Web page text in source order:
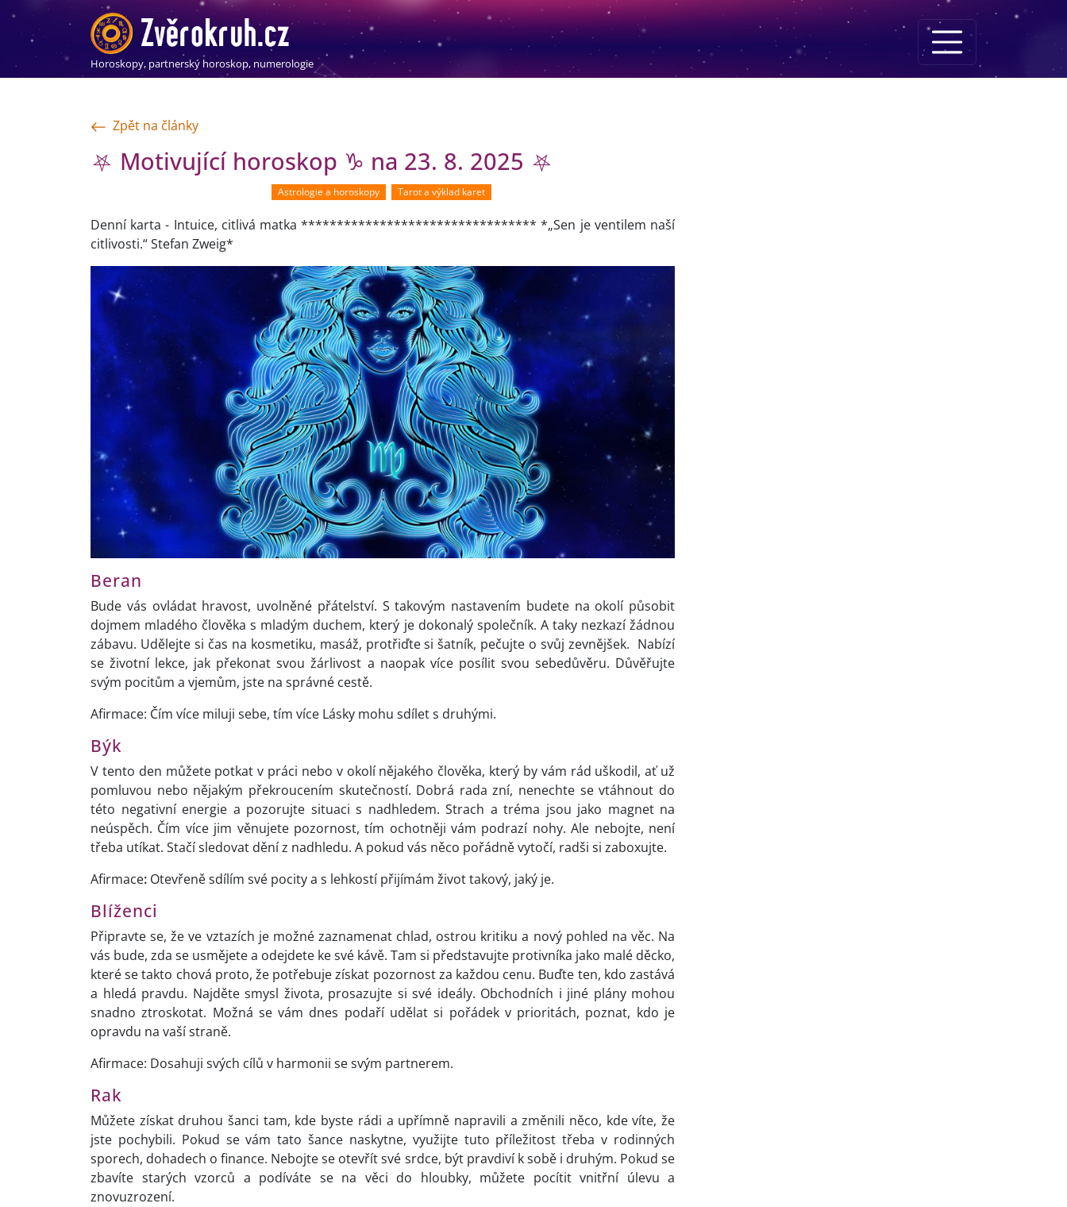
Horoskopy, partnerský horoskop, numerologie
Zpět na články
⛧ Motivující horoskop ♑ na 23. 8. 2025 ⛧
Astrologie a horoskopy Tarot a výklad karet
Denní karta - Intuice, citlivá matka ********************************* *„Sen je ventilem naší
citlivosti.“ Stefan Zweig*
Beran
Bude vás ovládat hravost, uvolněné přátelství. S takovým nastavením budete na okolí působit
dojmem mladého člověka s mladým duchem, který je dokonalý společník. A taky nezkazí žádnou
zábavu. Udělejte si čas na kosmetiku, masáž, protřiďte si šatník, pečujte o svůj zevnějšek. Nabízí
se životní lekce, jak překonat svou žárlivost a naopak více posílit svou sebedůvěru. Důvěřujte
svým pocitům a vjemům, jste na správné cestě.
Afirmace: Čím více miluji sebe, tím více Lásky mohu sdílet s druhými.
Býk
V tento den můžete potkat v práci nebo v okolí nějakého člověka, který by vám rád uškodil, ať už
pomluvou nebo nějakým překroucením skutečností. Dobrá rada zní, nenechte se vtáhnout do
této negativní energie a pozorujte situaci s nadhledem. Strach a tréma jsou jako magnet na
neúspěch. Čím více jim věnujete pozornost, tím ochotněji vám podrazí nohy. Ale nebojte, není
třeba utíkat. Stačí sledovat dění z nadhledu. A pokud vás něco pořádně vytočí, radši si zaboxujte.
Afirmace: Otevřeně sdílím své pocity a s lehkostí přijímám život takový, jaký je.
Blíženci
Připravte se, že ve vztazích je možné zaznamenat chlad, ostrou kritiku a nový pohled na věc. Na
vás bude, zda se usmějete a odejdete ke své kávě. Tam si představujte protivníka jako malé děcko,
které se takto chová proto, že potřebuje získat pozornost za každou cenu. Buďte ten, kdo zastává
a hledá pravdu. Najděte smysl života, prosazujte si své ideály. Obchodních i jiné plány mohou
snadno ztroskotat. Možná se vám dnes podaří udělat si pořádek v prioritách, poznat, kdo je
opravdu na vaší straně.
Afirmace: Dosahuji svých cílů v harmonii se svým partnerem.
Rak
Můžete získat druhou šanci tam, kde byste rádi a upřímně napravili a změnili něco, kde víte, že
jste pochybili. Pokud se vám tato šance naskytne, využijte tuto příležitost třeba v rodinných
sporech, dohadech o finance. Nebojte se otevřít své srdce, být pravdiví k sobě i druhým. Pokud se
zbavíte starých vzorců a podíváte se na věci do hloubky, můžete pocítit vnitřní úlevu a
znovuzrození.